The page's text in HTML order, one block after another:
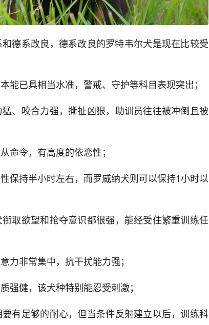
德系改良，德系改良的罗特韦尔犬是现在比较受
能已具相当水准，警戒、守护等科目表现突出；
、咬合力强，撕扯凶狠，助训员往往被冲倒且被
命令，有高度的依恋性；
保持半小时左右，而罗威纳犬则可以保持1小时以
取欲望和抢夺意识都很强，能经受住繁重训练任
力非常集中，抗干扰能力强；
强健，该犬种特别能忍受刺激；
有足够的耐心，但当条件反射建立以后，训练科